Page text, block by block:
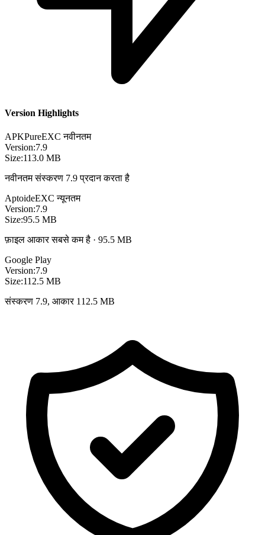
Version Highlights
APKPureEXC नवीनतम
Version:7.9
Size:113.0 MB
नवीनतम संस्करण 7.9 प्रदान करता है
AptoideEXC न्यूनतम
Version:7.9
Size:95.5 MB
फ़ाइल आकार सबसे कम है · 95.5 MB
Google Play
Version:7.9
Size:112.5 MB
संस्करण 7.9, आकार 112.5 MB